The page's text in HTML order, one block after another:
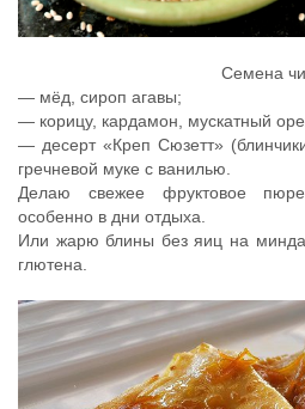
Семена
— мёд, сироп агавы;
— корицу, кардамон, мускатный
— десерт «Креп Сюзетт»
гречневой муке с ванилью.
Делаю свежее фруктовое
особенно в дни отдыха.
Или жарю блины без яиц на
глютена.